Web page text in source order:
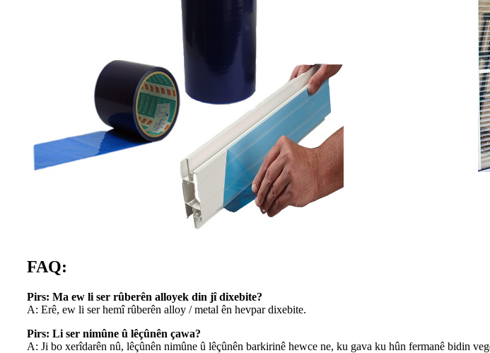
FAQ:
Pirs: Ma ew li ser rûberên alloyek din jî dixebite?
A: Erê, ew li ser hemî rûberên alloy / metal ên hevpar dixebite.
Pirs: Li ser nimûne û lêçûnên çawa?
A: Ji bo xerîdarên nû, lêçûnên nimûne û lêçûnên barkirinê hewce ne, ku gava ku hûn fermanê bidin